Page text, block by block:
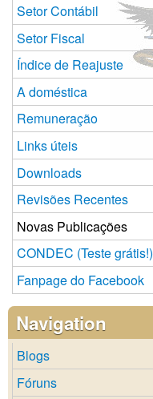
Setor Contábil
Setor Fiscal
Índice de Reajuste
A doméstica
Remuneração
Links úteis
Downloads
Revisões Recentes
Novas Publicações
CONDEC (Teste grátis!)
Fanpage do Facebook
Navigation
Blogs
Fóruns